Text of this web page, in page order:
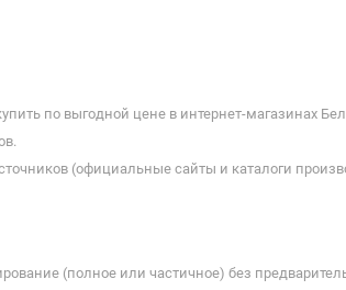
по выгодной цене в интернет-магазинах
(официальные сайты и каталоги
(полное или частичное) без